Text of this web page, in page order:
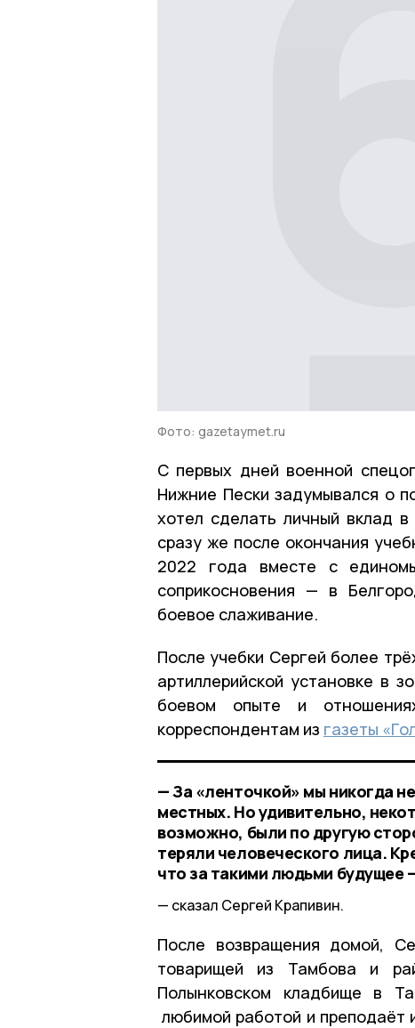
Фото: gazetaymet.ru
С первых дней военной
Нижние Пески задумывался о
хотел сделать личный вклад
сразу же после окончания
2022 года вместе с
соприкосновения — в
боевое слаживание.
После учебки Сергей более
артиллерийской установке в
боевом опыте и
корреспондентам из газеты
— За «ленточкой» мы никогда
местных. Но удивительно,
возможно, были по другую
теряли человеческого лица.
что за такими людьми будущее
сказал Сергей Крапивин.
После возвращения домой,
товарищей из Тамбова и
Полынковском кладбище в
любимой работой и преподаёт